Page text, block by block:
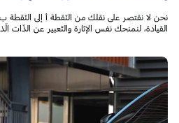
نحن لا نقتصر على نقلك من النّقطة أ إلى النّقطة
القيادة، لنمنحك نفس الإثارة والتّعبير عن الذّات